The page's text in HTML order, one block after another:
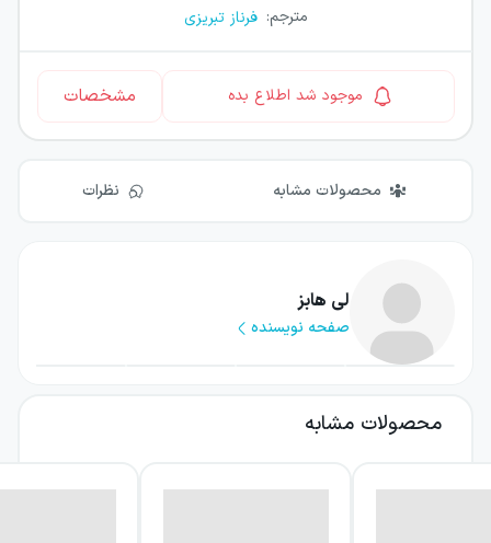
مترجم: فرناز تبریزی
موجود شد اطلاع بده مشخصات
محصولات مشابه نظرات
لی هابز
صفحه نویسنده
محصولات مشابه